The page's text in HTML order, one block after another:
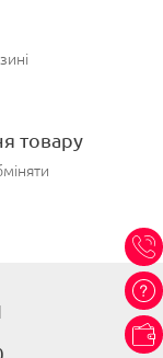
товару